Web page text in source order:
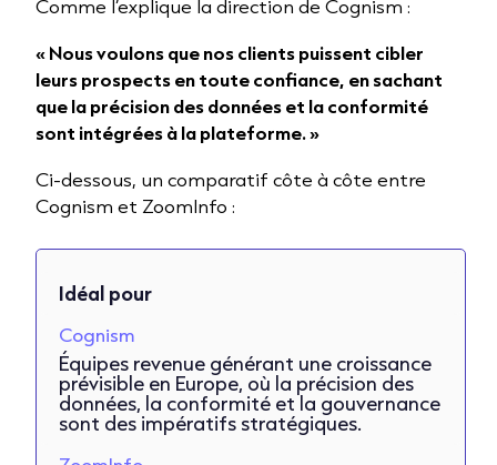
Comme l’explique la direction de Cognism :
« Nous voulons que nos clients puissent cibler
leurs prospects en toute confiance, en sachant
que la précision des données et la conformité
sont intégrées à la plateforme. »
Ci-dessous, un comparatif côte à côte entre
Cognism et ZoomInfo :
Idéal pour
Cognism
Équipes revenue générant une croissance
prévisible en Europe, où la précision des
données, la conformité et la gouvernance
sont des impératifs stratégiques.